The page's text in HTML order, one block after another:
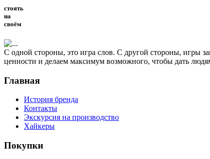
стоять
на
своём
С одной стороны, это игра слов. С другой стороны, игры
ценности и делаем максимум возможного, чтобы дать
Главная
История бренда
Контакты
Экскурсия на производство
Хайкеры
Покупки